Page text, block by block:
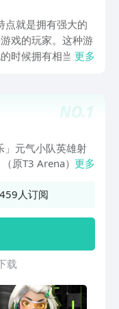
点就是拥有强大的
戏的玩家。这种游
时候拥有相当大的
手游。
更多
NO.1
」元气小队英雄射
原T3 Arena）来
射击对战。在这
的头号人物吧！3-
，还有超轻松的自
独来独往的技术大
击小白，都能一起
！「三分一局 随
更多
人订阅
载